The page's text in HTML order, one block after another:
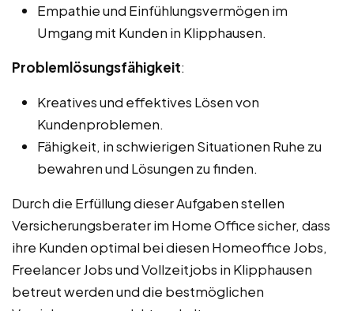
Empathie und Einfühlungsvermögen im
Umgang mit Kunden in Klipphausen.
Problemlösungsfähigkeit:
Kreatives und effektives Lösen von
Kundenproblemen.
Fähigkeit, in schwierigen Situationen Ruhe zu
bewahren und Lösungen zu finden.
Durch die Erfüllung dieser Aufgaben stellen
Versicherungsberater im Home Office sicher, dass
ihre Kunden optimal bei diesen Homeoffice Jobs,
Freelancer Jobs und Vollzeitjobs in Klipphausen
betreut werden und die bestmöglichen